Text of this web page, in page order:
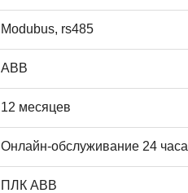
Modubus, rs485
ABB
12 месяцев
Онлайн-обслуживание 24 часа
ПЛК ABB